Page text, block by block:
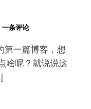
一条评论
第一篇博客，想
啥呢？就说说这